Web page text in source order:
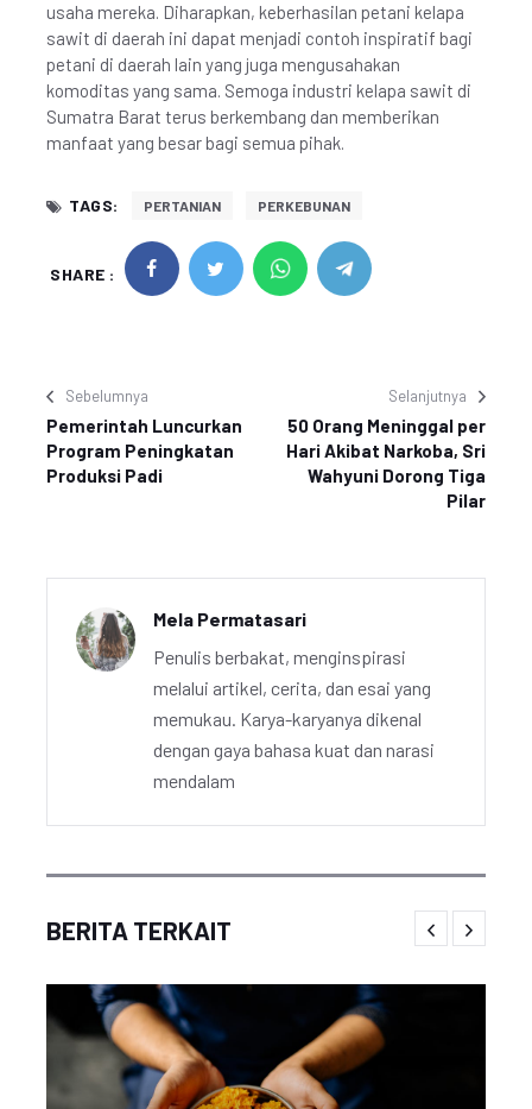
usaha mereka. Diharapkan, keberhasilan petani kelapa
sawit di daerah ini dapat menjadi contoh inspiratif bagi
petani di daerah lain yang juga mengusahakan
komoditas yang sama. Semoga industri kelapa sawit di
Sumatra Barat terus berkembang dan memberikan
manfaat yang besar bagi semua pihak.
TAGS: PERTANIAN PERKEBUNAN
SHARE :
Sebelumnya
Pemerintah Luncurkan
Program Peningkatan
Produksi Padi
Selanjutnya
50 Orang Meninggal per
Hari Akibat Narkoba, Sri
Wahyuni Dorong Tiga
Pilar
Mela Permatasari
Penulis berbakat, menginspirasi
melalui artikel, cerita, dan esai yang
memukau. Karya-karyanya dikenal
dengan gaya bahasa kuat dan narasi
mendalam
BERITA TERKAIT